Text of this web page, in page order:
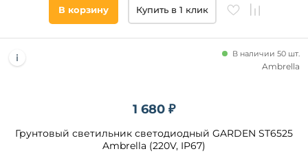
В корзину Купить в 1 клик
1 680 ₽
Грунтовый светильник светодиодный GARDEN ST6525
Ambrella (220V, IP67)
В наличии 50 шт.
Ambrella